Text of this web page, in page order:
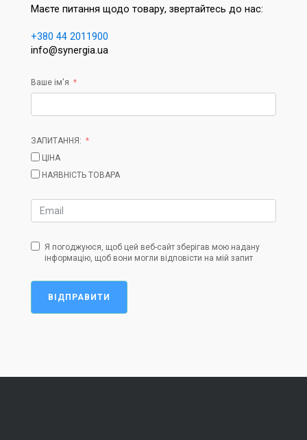
Маєте питання щодо товару, звертайтесь до нас:
+380 44 2011900
info@synergia.ua
Ваше ім'я
ЗАПИТАННЯ:
ЦІНА
НАЯВНІСТЬ ТОВАРА
Я погоджуюся, щоб цей веб-сайт зберігав мою надану
інформацію, щоб вони могли відповісти на мій запит
ВІДПРАВИТИ